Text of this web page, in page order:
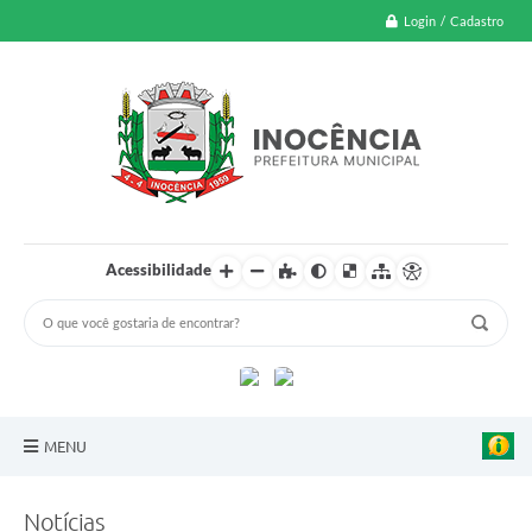
Login / Cadastro
Acessibilidade
MENU
Notícias